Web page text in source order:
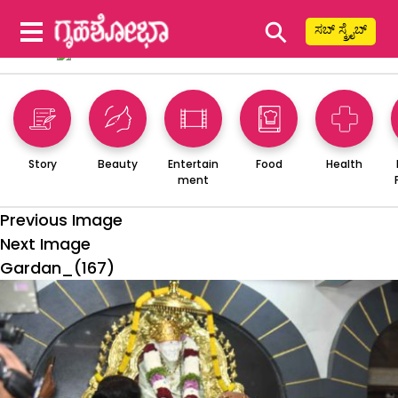
⚲ ಸಬ್ ಸ್ಕ್ರೈಬ್
Story Beauty
Entertain
ment
Food Health
Previous Image
Next Image
Gardan_(167)